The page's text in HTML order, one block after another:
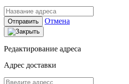
Отправить Отмена
Редактирование адреса
Адрес доставки